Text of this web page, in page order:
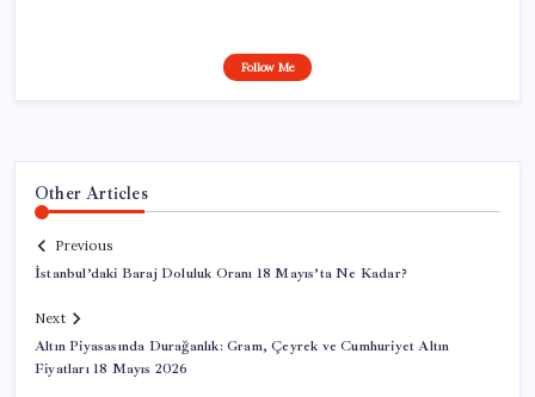
Follow Me
Other Articles
Previous
İstanbul’daki Baraj Doluluk Oranı 18 Mayıs’ta Ne Kadar?
Next
Altın Piyasasında Durağanlık: Gram, Çeyrek ve Cumhuriyet Altın
Fiyatları 18 Mayıs 2026